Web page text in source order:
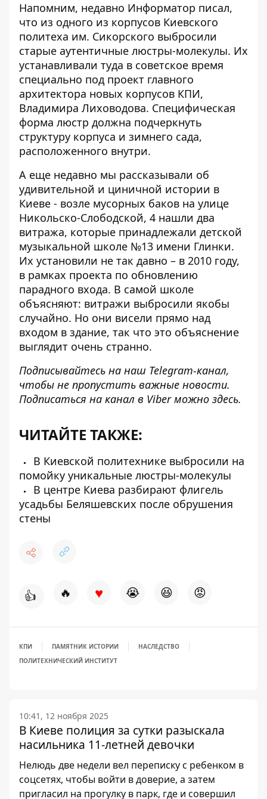
Напомним, недавно Информатор писал,
что из одного из корпусов Киевского
политеха им. Сикорского выбросили
старые аутентичные люстры-молекулы. Их
устанавливали туда в советское время
специально под проект главного
архитектора новых корпусов КПИ,
Владимира Лиховодова. Специфическая
форма люстр должна подчеркнуть
структуру корпуса и зимнего сада,
расположенного внутри.
А еще недавно мы рассказывали об
удивительной и циничной истории в
Киеве - возле мусорных баков на улице
Никольско-Слободской, 4 нашли два
витража, которые принадлежали детской
музыкальной школе №13 имени Глинки.
Их установили не так давно – в 2010 году,
в рамках проекта по обновлению
парадного входа. В самой школе
объясняют: витражи выбросили якобы
случайно. Но они висели прямо над
входом в здание, так что это объяснение
выглядит очень странно.
Подписывайтесь на наш Telegram-канал,
чтобы не пропустить важные новости.
Подписаться на канал в Viber можно здесь.
ЧИТАЙТЕ ТАКЖЕ:
В Киевской политехнике выбросили на
помойку уникальные люстры-молекулы
В центре Киева разбирают флигель
усадьбы Беляшевских после обрушения
стены
👍 🔥 ♥ 😭 😆 😡
КПИ ПАМЯТНИК ИСТОРИИ
НАСЛЕДСТВО
ПОЛИТЕХНИЧЕСКИЙ ИНСТИТУТ
10:41, 12 ноября 2025
В Киеве полиция за сутки разыскала
насильника 11-летней девочки
Нелюдь две недели вел переписку с ребенком в
соцсетях, чтобы войти в доверие, а затем
пригласил на прогулку в парк, где и совершил